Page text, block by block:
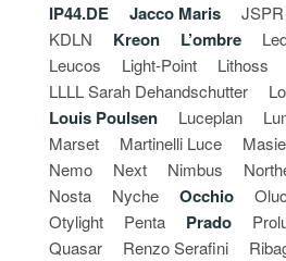
IP44.DE Jacco Maris JSPR
KDLN
Kreon L’ombre
Leucos
Light-Point
Lithoss
LLLL Sarah Dehandschutter
Louis Poulsen Luceplan
Marset
Martinelli Luce
Nemo
Next Nimbus
Nosta
Nyche Occhio
Otylight
Penta Prado
Quasar
Renzo Serafini